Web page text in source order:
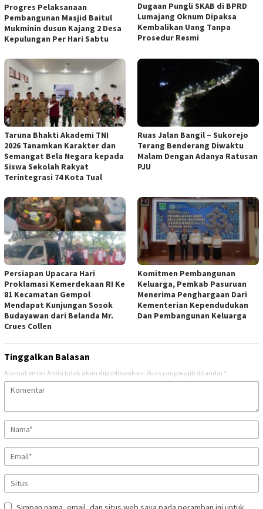
Progres Pelaksanaan
Pembangunan Masjid Baitul
Mukminin dusun Kajang 2 Desa
Kepulungan Per Hari Sabtu
Dugaan Pungli SKAB di BPRD
Lumajang Oknum Dipaksa
Kembalikan Uang Tanpa
Prosedur Resmi
Taruna Bhakti Akademi TNI
2026 Tanamkan Karakter dan
Semangat Bela Negara kepada
Siswa Sekolah Rakyat
Terintegrasi 74 Kota Tual
Ruas Jalan Bangil – Sukorejo
Terang Benderang Diwaktu
Malam Dengan Adanya Ratusan
PJU
Persiapan Upacara Hari
Proklamasi Kemerdekaan RI Ke
81 Kecamatan Gempol
Mendapat Kunjungan Sosok
Budayawan dari Belanda Mr.
Crues Collen
Komitmen Pembangunan
Keluarga, Pemkab Pasuruan
Menerima Penghargaan Dari
Kementerian Kependudukan
Dan Pembangunan Keluarga
Tinggalkan Balasan
Alamat email Anda tidak akan dipublikasikan. Ruas yang wajib ditandai *